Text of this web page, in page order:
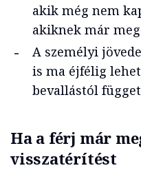
akik még nem
akiknek már
A személyi
is ma éjfélig
bevallástól
Ha a férj már
visszatérítést